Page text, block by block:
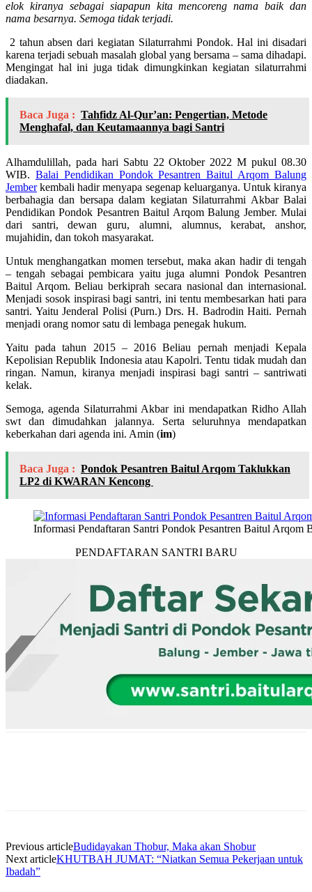
elok kiranya sebagai siapapun kita mencoreng nama baik dan
nama besarnya. Semoga tidak terjadi.
2 tahun absen dari kegiatan Silaturrahmi Pondok. Hal ini disadari
karena terjadi sebuah masalah global yang bersama – sama dihadapi.
Mengingat hal ini juga tidak dimungkinkan kegiatan silaturrahmi
diadakan.
Baca Juga : Tahfidz Al-Qur’an: Pengertian, Metode
Menghafal, dan Keutamaannya bagi Santri
Alhamdulillah, pada hari Sabtu 22 Oktober 2022 M pukul 08.30
WIB. Balai Pendidikan Pondok Pesantren Baitul Arqom Balung
Jemberkembali hadir menyapa segenap keluarganya. Untuk kiranya
berbahagia dan bersapa dalam kegiatan Silaturrahmi Akbar Balai
Pendidikan Pondok Pesantren Baitul Arqom Balung Jember. Mulai
dari santri, dewan guru, alumni, alumnus, kerabat, anshor,
mujahidin, dan tokoh masyarakat.
Untuk menghangatkan momen tersebut, maka akan hadir di tengah
– tengah sebagai pembicara yaitu juga alumni Pondok Pesantren
Baitul Arqom. Beliau berkiprah secara nasional dan internasional.
Menjadi sosok inspirasi bagi santri, ini tentu membesarkan hati para
santri. Yaitu Jenderal Polisi (Purn.) Drs. H. Badrodin Haiti. Pernah
menjadi orang nomor satu di lembaga penegak hukum.
Yaitu pada tahun 2015 – 2016 Beliau pernah menjadi Kepala
Kepolisian Republik Indonesia atau Kapolri. Tentu tidak mudah dan
ringan. Namun, kiranya menjadi inspirasi bagi santri – santriwati
kelak.
Semoga, agenda Silaturrahmi Akbar ini mendapatkan Ridho Allah
swt dan dimudahkan jalannya. Serta seluruhnya mendapatkan
keberkahan dari agenda ini. Amin (im)
Baca Juga : Pondok Pesantren Baitul Arqom Taklukkan
LP2 di KWARAN Kencong
Informasi Pendaftaran Santri Pondok Pesantren Baitul Arqom
PENDAFTARAN SANTRI BARU
Previous articleBudidayakan Thobur, Maka akan Shobur
Next articleKHUTBAH JUMAT: “Niatkan Semua Pekerjaan untuk
Ibadah”